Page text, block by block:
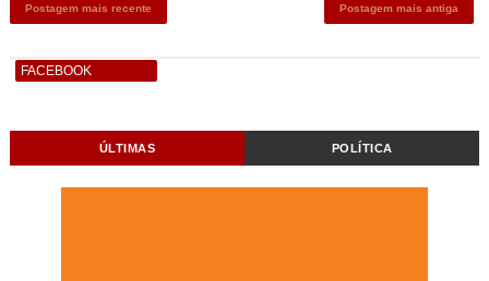
Postagem mais recente Postagem mais antiga
FACEBOOK
ÚLTIMAS POLÍTICA